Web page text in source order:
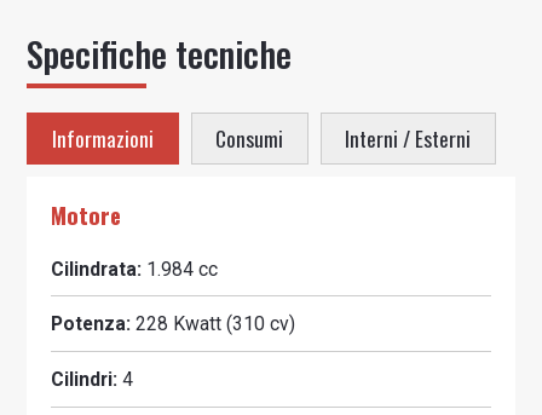
Specifiche tecniche
Informazioni Consumi Interni / Esterni
Motore
Cilindrata: 1.984 cc
Potenza: 228 Kwatt (310 cv)
Cilindri: 4